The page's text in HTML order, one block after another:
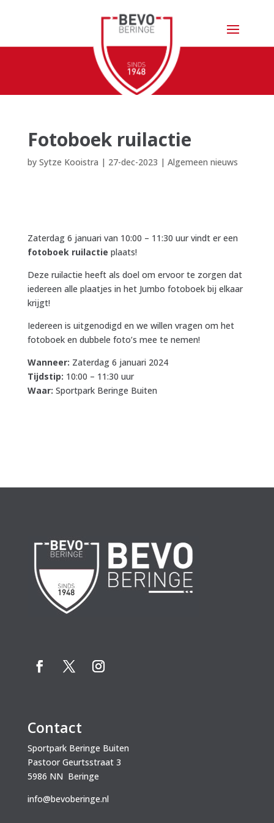
Fotoboek ruilactie
by Sytze Kooistra | 27-dec-2023 | Algemeen nieuws
Zaterdag 6 januari van 10:00 – 11:30 uur vindt er een
fotoboek ruilactie plaats!
Deze ruilactie heeft als doel om ervoor te zorgen dat
iedereen alle plaatjes in het Jumbo fotoboek bij elkaar
krijgt!
Iedereen is uitgenodigd en we willen vragen om het
fotoboek en dubbele foto’s mee te nemen!
Wanneer: Zaterdag 6 januari 2024
Tijdstip: 10:00 – 11:30 uur
Waar: Sportpark Beringe Buiten
Contact
Sportpark Beringe Buiten
Pastoor Geurtsstraat 3
5986 NN Beringe
info@bevoberinge.nl